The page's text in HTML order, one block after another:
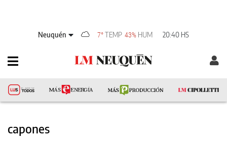
Neuquén 7° TEMP 43% HUM 20:40 HS
capones